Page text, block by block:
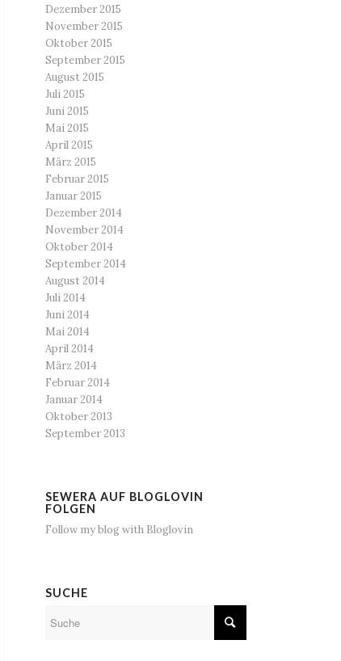
Dezember 2015
November 2015
Oktober 2015
September 2015
August 2015
Juli 2015
Juni 2015
Mai 2015
April 2015
März 2015
Februar 2015
Januar 2015
Dezember 2014
November 2014
Oktober 2014
September 2014
August 2014
Juli 2014
Juni 2014
Mai 2014
April 2014
März 2014
Februar 2014
Januar 2014
Oktober 2013
September 2013
SEWERA AUF BLOGLOVIN
FOLGEN
Follow my blog with Bloglovin
SUCHE